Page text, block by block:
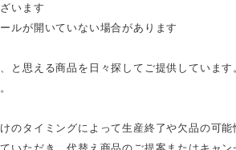
います
ルが開いていない場合があります
と思える商品を日々探してご提供しています
のタイミングによって生産終了や欠品の可